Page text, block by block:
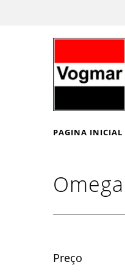
PAGINA INICIAL
Preço